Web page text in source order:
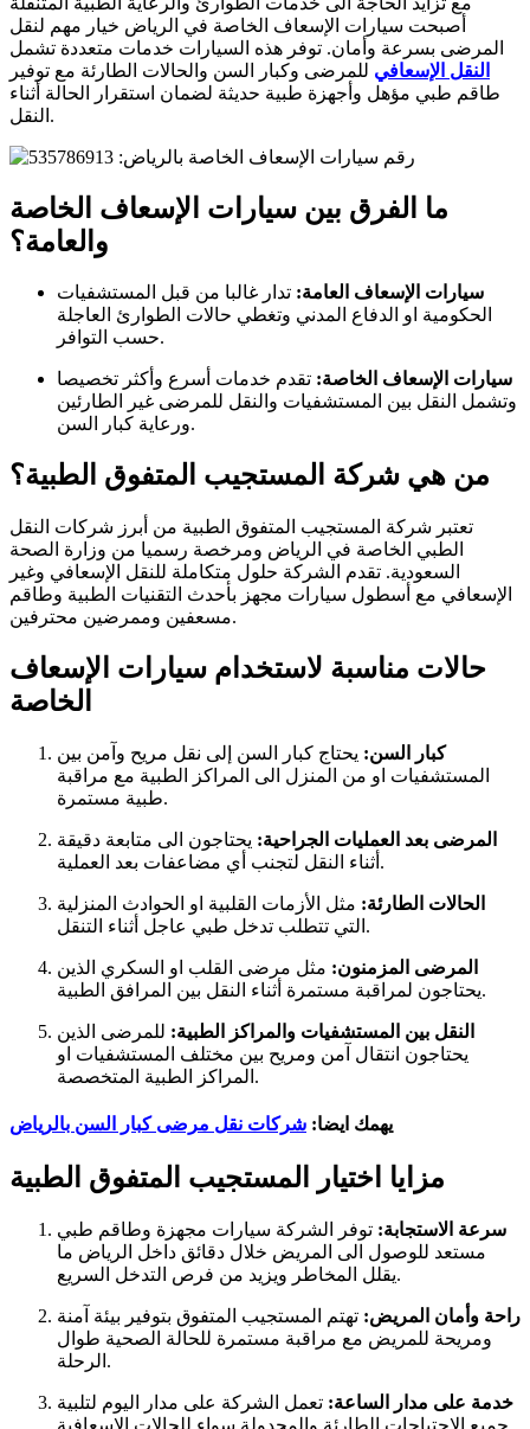
أصبحت سيارات الإسعاف الخاصة في الرياض خيار مهم لنقل
المرضى بسرعة وأمان. توفر هذه السيارات خدمات متعددة تشمل
النقل الإسعافي للمرضى وكبار السن والحالات الطارئة مع توفير
طاقم طبي مؤهل وأجهزة طبية حديثة لضمان استقرار الحالة أثناء
النقل.
ما الفرق بين سيارات الإسعاف الخاصة
والعامة؟
سيارات الإسعاف العامة: تدار غالبا من قبل المستشفيات
الحكومية او الدفاع المدني وتغطي حالات الطوارئ العاجلة
حسب التوافر.
سيارات الإسعاف الخاصة: تقدم خدمات أسرع وأكثر تخصيصا
وتشمل النقل بين المستشفيات والنقل للمرضى غير الطارئين
ورعاية كبار السن.
من هي شركة المستجيب المتفوق الطبية؟
تعتبر شركة المستجيب المتفوق الطبية من أبرز شركات النقل
الطبي الخاصة في الرياض ومرخصة رسميا من وزارة الصحة
السعودية. تقدم الشركة حلول متكاملة للنقل الإسعافي وغير
الإسعافي مع أسطول سيارات مجهز بأحدث التقنيات الطبية وطاقم
مسعفين وممرضين محترفين.
حالات مناسبة لاستخدام سيارات الإسعاف
الخاصة
كبار السن: يحتاج كبار السن إلى نقل مريح وآمن بين
المستشفيات او من المنزل الى المراكز الطبية مع مراقبة
طبية مستمرة.
المرضى بعد العمليات الجراحية: يحتاجون الى متابعة دقيقة
أثناء النقل لتجنب أي مضاعفات بعد العملية.
الحالات الطارئة: مثل الأزمات القلبية او الحوادث المنزلية
التي تتطلب تدخل طبي عاجل أثناء التنقل.
المرضى المزمنون: مثل مرضى القلب او السكري الذين
يحتاجون لمراقبة مستمرة أثناء النقل بين المرافق الطبية.
النقل بين المستشفيات والمراكز الطبية: للمرضى الذين
يحتاجون انتقال آمن ومريح بين مختلف المستشفيات او
المراكز الطبية المتخصصة.
يهمك ايضا: شركات نقل مرضى كبار السن بالرياض
مزايا اختيار المستجيب المتفوق الطبية
سرعة الاستجابة: توفر الشركة سيارات مجهزة وطاقم طبي
مستعد للوصول الى المريض خلال دقائق داخل الرياض ما
يقلل المخاطر ويزيد من فرص التدخل السريع.
راحة وأمان المريض: تهتم المستجيب المتفوق بتوفير بيئة آمنة
ومريحة للمريض مع مراقبة مستمرة للحالة الصحية طوال
الرحلة.
خدمة على مدار الساعة: تعمل الشركة على مدار اليوم لتلبية
جميع الاحتياجات الطارئة والمجدولة سواء للحالات الإسعافية